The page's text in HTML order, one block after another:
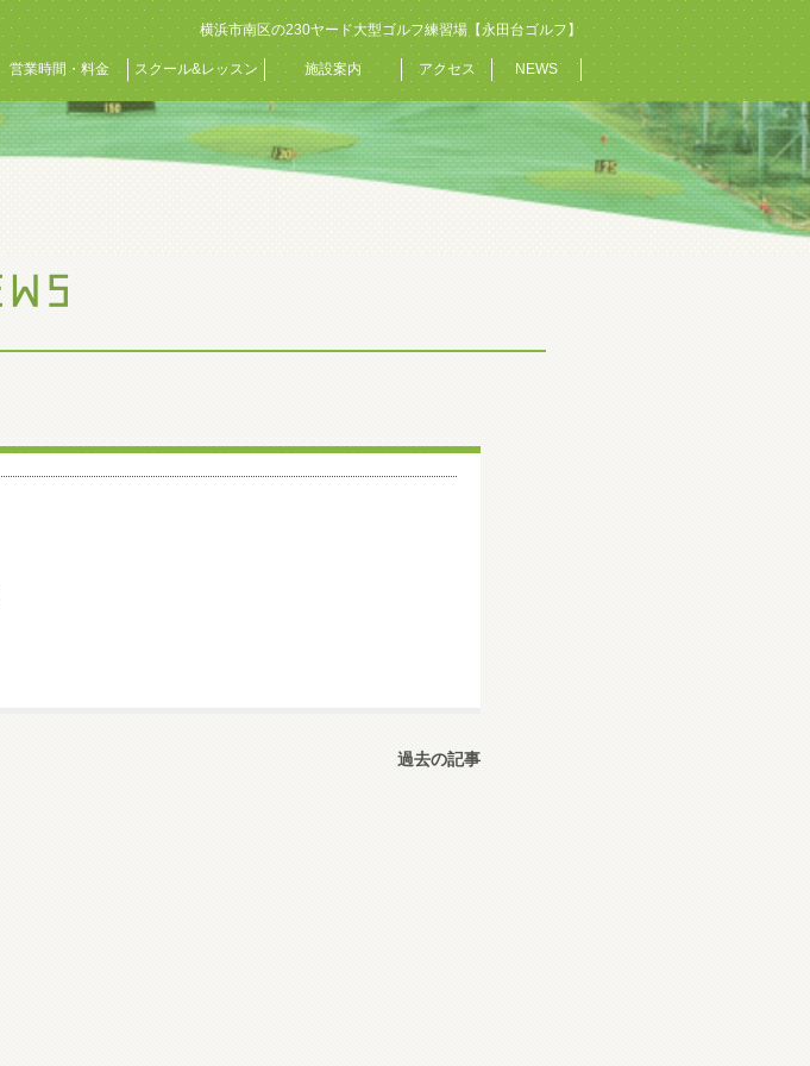
横浜市南区の230ヤード大型ゴルフ練習場【永田台ゴルフ】
営業時間・料金 スクール&レッスン 施設案内 アクセス NEWS
過去の記事